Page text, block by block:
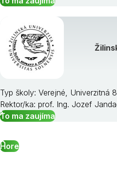
Typ školy: Verejné, Univerzitná
Rektor/ka: prof. Ing. Jozef
To ma zaujíma
Hore